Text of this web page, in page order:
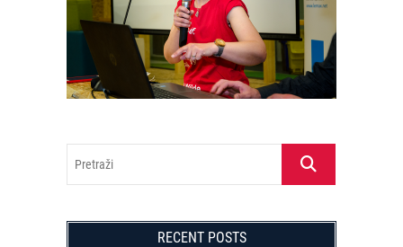
Pretraži
RECENT POSTS